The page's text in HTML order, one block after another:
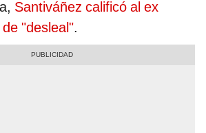
Santiváñez calificó al ex
"desleal".